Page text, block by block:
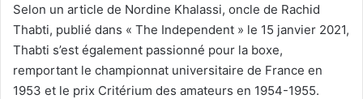
Selon un article de Nordine Khalassi, oncle de Rachid
Thabti, publié dans « The Independent » le 15 janvier 2021,
Thabti s’est également passionné pour la boxe,
remportant le championnat universitaire de France en
1953 et le prix Critérium des amateurs en 1954-1955.